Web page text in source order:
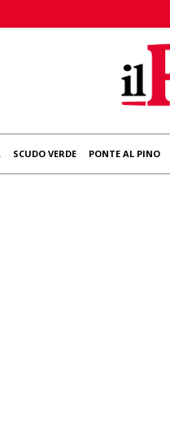
SCUDO VERDE PONTE AL PINO